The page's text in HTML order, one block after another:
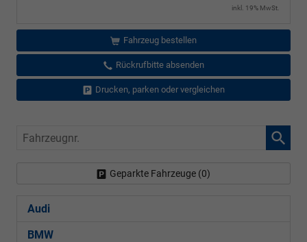
inkl. 19% MwSt.
Fahrzeug bestellen
Rückrufbitte absenden
Drucken, parken oder vergleichen
Fahrzeugnr.
Geparkte Fahrzeuge (0)
Audi
BMW